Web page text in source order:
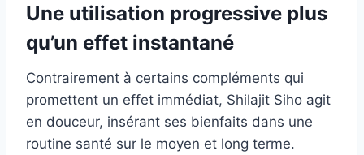
Une utilisation progressive plus
qu’un effet instantané
Contrairement à certains compléments qui
promettent un effet immédiat, Shilajit Siho agit
en douceur, insérant ses bienfaits dans une
routine santé sur le moyen et long terme.